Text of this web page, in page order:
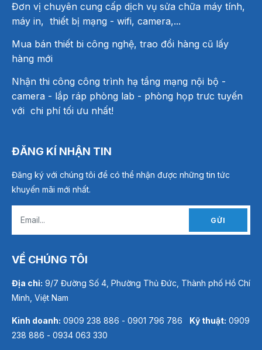
Đơn vị chuyên cung cấp dịch vụ sửa chữa máy tính,
máy in, thiết bị mạng - wifi, camera,...
Mua bán thiết bi công nghệ, trao đổi hàng cũ lấy
hàng mới
Nhận thi công công trình hạ tầng mạng nội bộ -
camera - lắp ráp phòng lab - phòng họp trưc tuyến
với chi phí tối ưu nhất!
ĐĂNG KÍ NHẬN TIN
Đăng ký với chúng tôi để có thể nhận được những tin tức
khuyến mãi mới nhất.
GỬI
VỀ CHÚNG TÔI
Địa chỉ: 9/7 Đường Số 4, Phường Thủ Đức, Thành phố Hồ Chí
Minh, Việt Nam
Kinh doanh: 0909 238 886 - 0901 796 786 Kỹ thuật: 0909
238 886 - 0934 063 330